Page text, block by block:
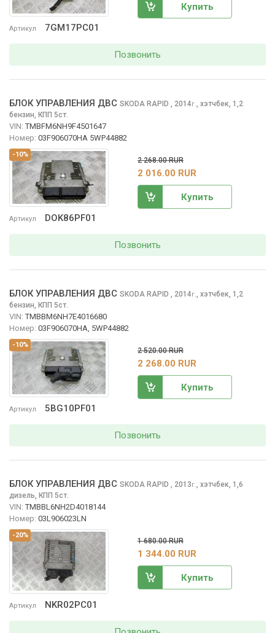
Артикул 7GM17PC01
Купить
Позвонить
-10%
Артикул DOK86PF01
БЛОК УПРАВЛЕНИЯ ДВС SKODA RAPID , 2014г., хэтчбек, 1,2
бензин, КПП 5ст.
VIN: TMBFM6NH9F4501647
Номер: 03F906070HA 5WP44882
2 268.00 RUR
2 016.00 RUR
Купить
Позвонить
-10%
Артикул 5BG10PF01
БЛОК УПРАВЛЕНИЯ ДВС SKODA RAPID , 2014г., хэтчбек, 1,2
бензин, КПП 5ст.
VIN: TMBBM6NH7E4016680
Номер: 03F906070HA, 5WP44882
2 520.00 RUR
2 268.00 RUR
Купить
Позвонить
-20%
Артикул NKR02PC01
БЛОК УПРАВЛЕНИЯ ДВС SKODA RAPID , 2013г., хэтчбек, 1,6
дизель, КПП 5ст.
VIN: TMBBL6NH2D4018144
Номер: 03L906023LN
1 680.00 RUR
1 344.00 RUR
Купить